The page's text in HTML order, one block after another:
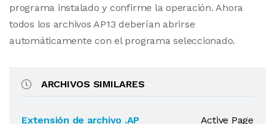
programa instalado y confirme la operación. Ahora
todos los archivos AP13 deberían abrirse
automáticamente con el programa seleccionado.
ARCHIVOS SIMILARES
Extensión de archivo .AP
Active Page